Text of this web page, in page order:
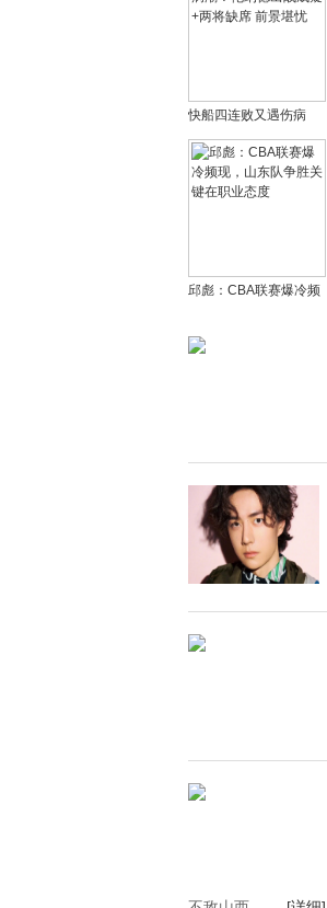
快船四连败又遇伤病
潮！伦纳德出战成疑+两
将缺席 前景堪忧
邱彪：CBA联赛爆冷频
职业态度